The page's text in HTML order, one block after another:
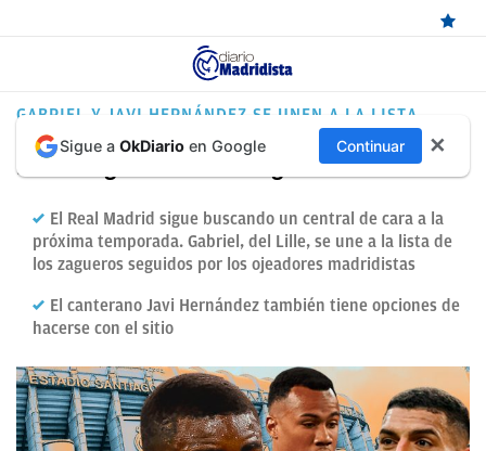
ÚLTIMAS
NOTICIAS
MADRID
BALONCESTO
CANTERA
DIRECTO
FEMENINO
GABRIEL Y JAVI HERNÁNDEZ SE UNEN A LA LISTA
El casting de centrales sigue abierto
El Real Madrid sigue buscando un central de cara a la
próxima temporada. Gabriel, del Lille, se une a la lista de
los zagueros seguidos por los ojeadores madridistas
El canterano Javi Hernández también tiene opciones de
hacerse con el sitio
Sigue a OkDiario en Google Continuar ✕